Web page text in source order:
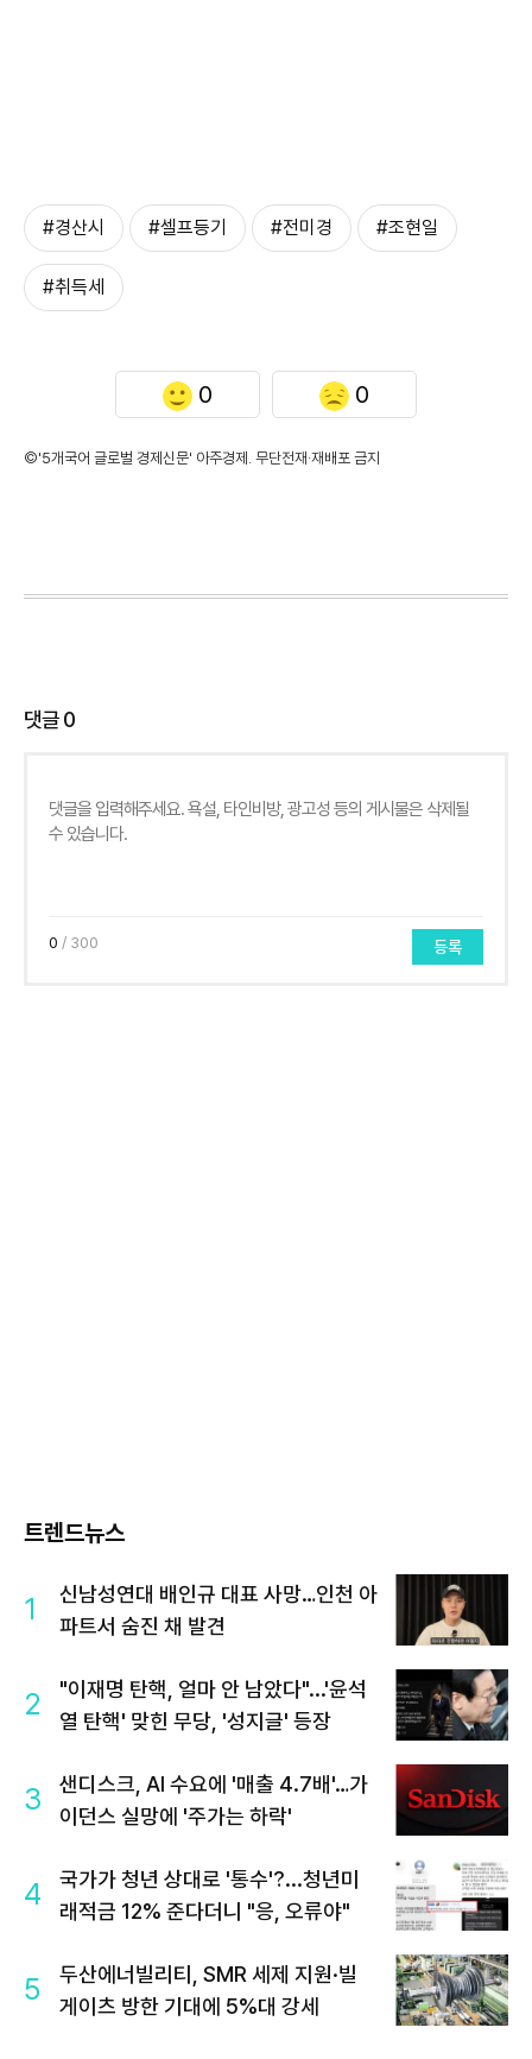
#경산시 #셀프등기 #전미경 #조현일
#취득세
0 0
©'5개국어 글로벌 경제신문' 아주경제. 무단전재·재배포 금지
댓글0
0 / 300 등록
트렌드뉴스
1
신남성연대 배인규 대표 사망…인천 아
파트서 숨진 채 발견
2
"이재명 탄핵, 얼마 안 남았다"...'윤석
열 탄핵' 맞힌 무당, '성지글' 등장
3
샌디스크, AI 수요에 '매출 4.7배'…가
이던스 실망에 '주가는 하락'
4
국가가 청년 상대로 '통수'?...청년미
래적금 12% 준다더니 "응, 오류야"
5
두산에너빌리티, SMR 세제 지원·빌
게이츠 방한 기대에 5%대 강세